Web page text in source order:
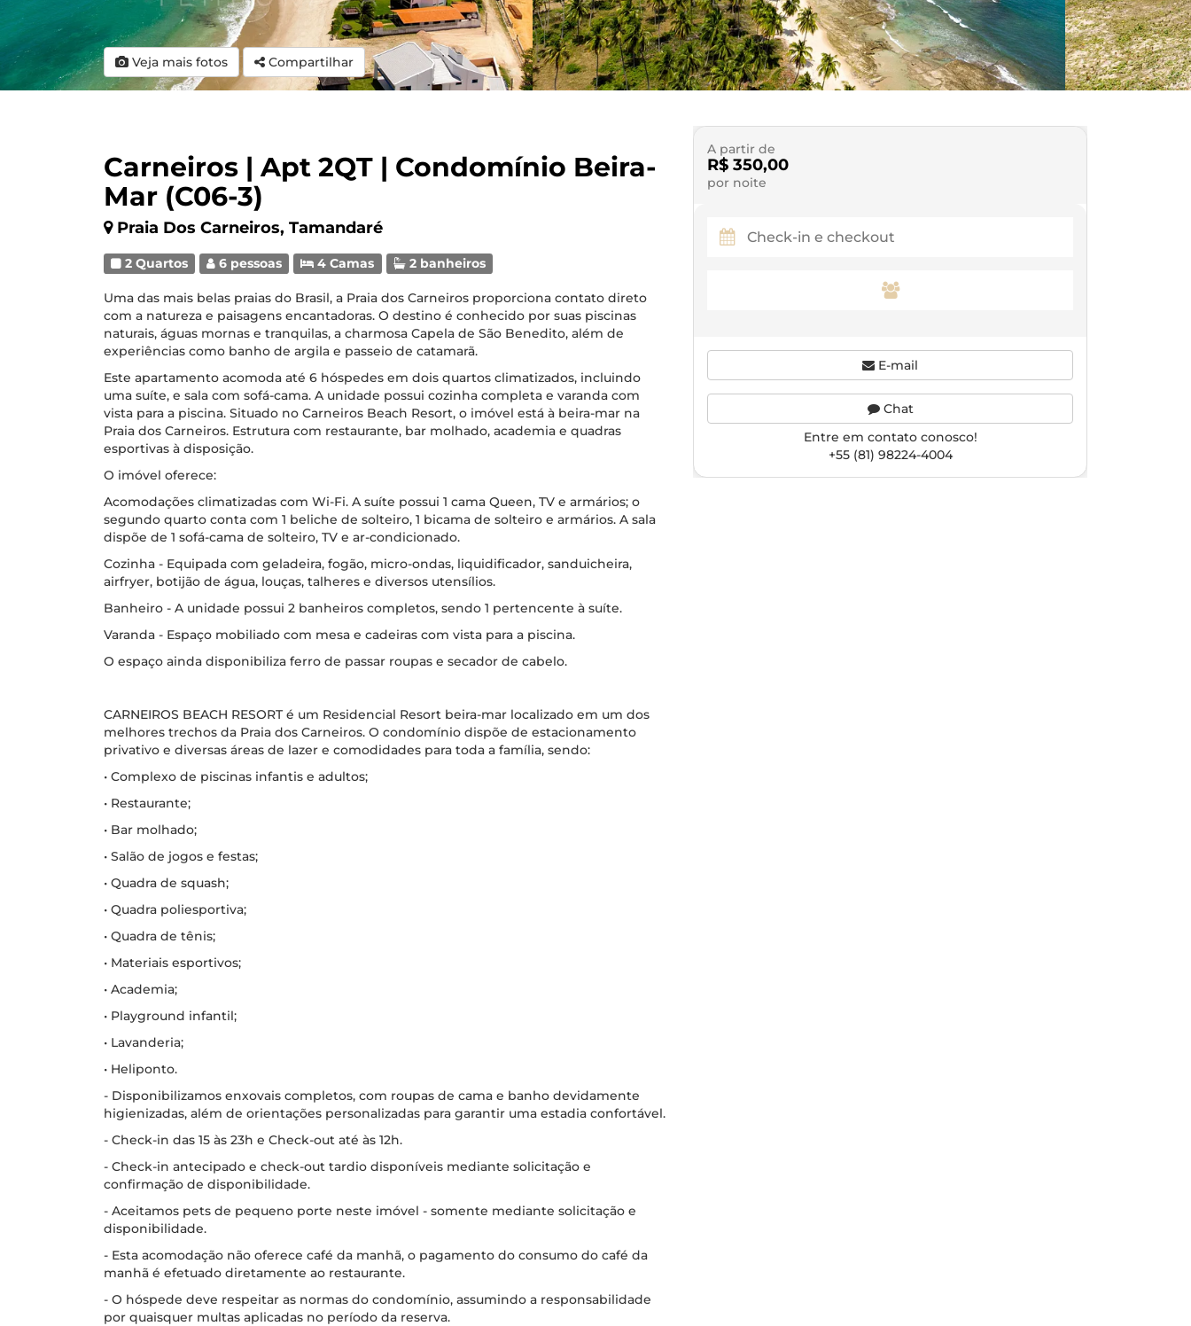
Veja mais fotos Compartilhar
Carneiros | Apt 2QT | Condomínio Beira-
Mar (C06-3)
Praia Dos Carneiros, Tamandaré
2 Quartos 6 pessoas 4 Camas 2 banheiros
Uma das mais belas praias do Brasil, a Praia dos Carneiros proporciona contato direto
com a natureza e paisagens encantadoras. O destino é conhecido por suas piscinas
naturais, águas mornas e tranquilas, a charmosa Capela de São Benedito, além de
experiências como banho de argila e passeio de catamarã.
Este apartamento acomoda até 6 hóspedes em dois quartos climatizados, incluindo
uma suíte, e sala com sofá-cama. A unidade possui cozinha completa e varanda com
vista para a piscina. Situado no Carneiros Beach Resort, o imóvel está à beira-mar na
Praia dos Carneiros. Estrutura com restaurante, bar molhado, academia e quadras
esportivas à disposição.
O imóvel oferece:
Acomodações climatizadas com Wi-Fi. A suíte possui 1 cama Queen, TV e armários; o
segundo quarto conta com 1 beliche de solteiro, 1 bicama de solteiro e armários. A sala
dispõe de 1 sofá-cama de solteiro, TV e ar-condicionado.
Cozinha - Equipada com geladeira, fogão, micro-ondas, liquidificador, sanduicheira,
airfryer, botijão de água, louças, talheres e diversos utensílios.
Banheiro - A unidade possui 2 banheiros completos, sendo 1 pertencente à suíte.
Varanda - Espaço mobiliado com mesa e cadeiras com vista para a piscina.
O espaço ainda disponibiliza ferro de passar roupas e secador de cabelo.
CARNEIROS BEACH RESORT é um Residencial Resort beira-mar localizado em um dos
melhores trechos da Praia dos Carneiros. O condomínio dispõe de estacionamento
privativo e diversas áreas de lazer e comodidades para toda a família, sendo:
• Complexo de piscinas infantis e adultos;
• Restaurante;
• Bar molhado;
• Salão de jogos e festas;
• Quadra de squash;
• Quadra poliesportiva;
• Quadra de tênis;
• Materiais esportivos;
• Academia;
• Playground infantil;
• Lavanderia;
• Heliponto.
- Disponibilizamos enxovais completos, com roupas de cama e banho devidamente
higienizadas, além de orientações personalizadas para garantir uma estadia confortável.
- Check-in das 15 às 23h e Check-out até às 12h.
- Check-in antecipado e check-out tardio disponíveis mediante solicitação e
confirmação de disponibilidade.
- Aceitamos pets de pequeno porte neste imóvel - somente mediante solicitação e
disponibilidade.
- Esta acomodação não oferece café da manhã, o pagamento do consumo do café da
manhã é efetuado diretamente ao restaurante.
- O hóspede deve respeitar as normas do condomínio, assumindo a responsabilidade
por quaisquer multas aplicadas no período da reserva.
A partir de
R$ 350,00
por noite
E-mail
Chat
Entre em contato conosco!
+55 (81) 98224-4004